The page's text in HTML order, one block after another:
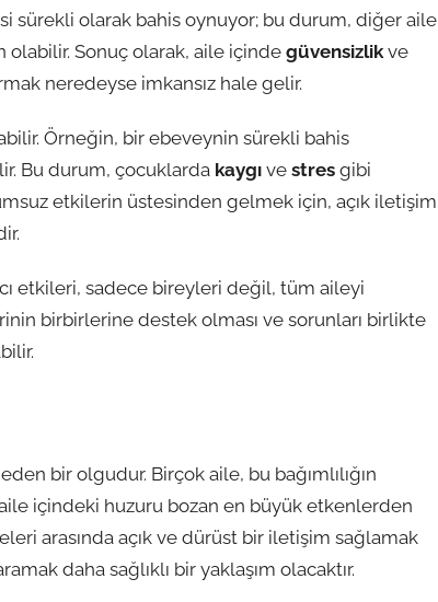
sürekli olarak bahis oynuyor; bu durum, diğer aile
olabilir. Sonuç olarak, aile içinde güvensizlik ve
neredeyse imkansız hale gelir.
Örneğin, bir ebeveynin sürekli bahis
Bu durum, çocuklarda kaygı ve stres gibi
etkilerin üstesinden gelmek için, açık iletişim
etkileri, sadece bireyleri değil, tüm aileyi
birbirlerine destek olması ve sorunları birlikte
bir olgudur. Birçok aile, bu bağımlılığın
içindeki huzuru bozan en büyük etkenlerden
arasında açık ve dürüst bir iletişim sağlamak
daha sağlıklı bir yaklaşım olacaktır.